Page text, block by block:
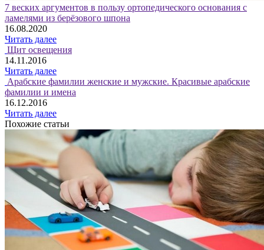
7 веских аргументов в пользу ортопедического основания с
ламелями из берёзового шпона
16.08.2020
Читать далее
Щит освещения
14.11.2016
Читать далее
Арабские фамилии женские и мужские. Красивые арабские
фамилии и имена
16.12.2016
Читать далее
Похожие статьи